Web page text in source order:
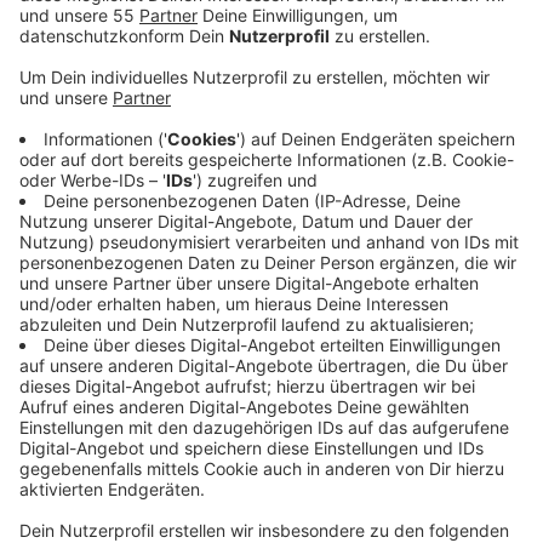
Veröffentlicht:Donnerstag, 20.03.2025 07:54
Anzeige
Bisher gibt es die Internet-Wache der NRW-Polizei, die
sich aber vor allem an Erwachsene richtet. Im digitalen
Zeitalter verlagere sich der Aufenthalt von Kindern
und Jugendlichen zunehmend in virtuelle Welten, so
die SPD. In der analogen Welt würde die Polizei stets
eine altersgerechte und empathische Ansprache
wählen, um Kinder und Jugendliche zu erreichen. Eine
solche kindgerechte Ansprache fehle jedoch in der
digitalen Sicherheitsstruktur, so die SPD-
Landtagsfraktion. Darüber hinaus soll dieses Online-
Kommissariat regelmäßig durch umfassende
Öffentlichkeitsarbeit – insbesondere in Schulen sowie
auch im digitalen Raum wie beispielsweise in Sozialen